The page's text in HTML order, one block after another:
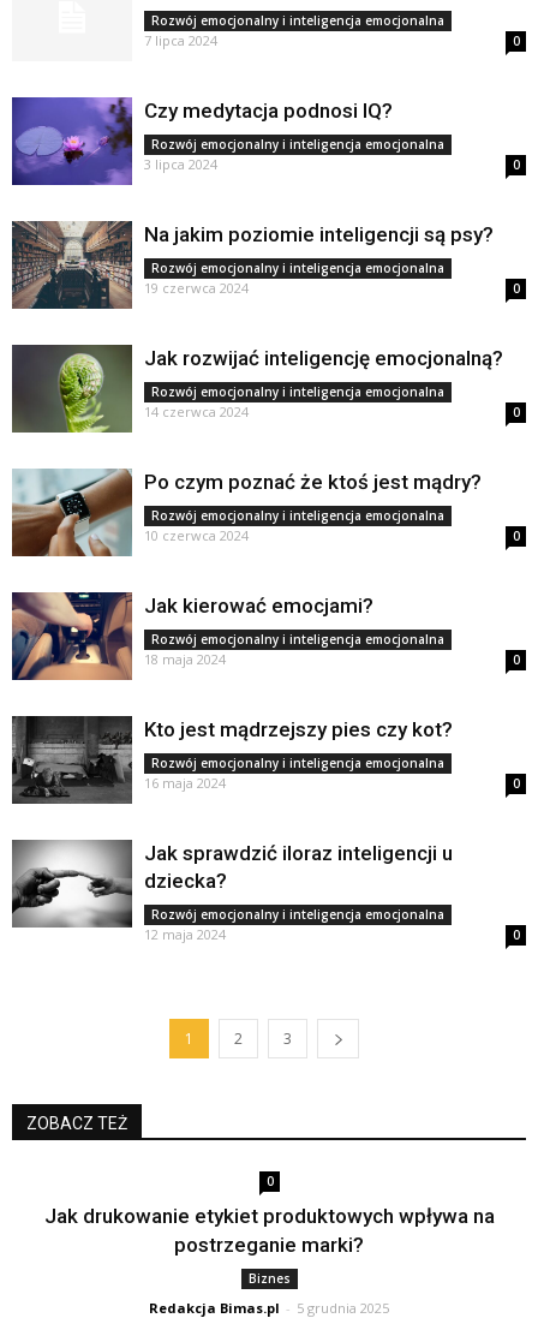
Rozwój emocjonalny i inteligencja emocjonalna
7 lipca 2024 0
Czy medytacja podnosi IQ?
Rozwój emocjonalny i inteligencja emocjonalna
3 lipca 2024 0
Na jakim poziomie inteligencji są psy?
Rozwój emocjonalny i inteligencja emocjonalna
19 czerwca 2024 0
Jak rozwijać inteligencję emocjonalną?
Rozwój emocjonalny i inteligencja emocjonalna
14 czerwca 2024 0
Po czym poznać że ktoś jest mądry?
Rozwój emocjonalny i inteligencja emocjonalna
10 czerwca 2024 0
Jak kierować emocjami?
Rozwój emocjonalny i inteligencja emocjonalna
18 maja 2024 0
Kto jest mądrzejszy pies czy kot?
Rozwój emocjonalny i inteligencja emocjonalna
16 maja 2024 0
Jak sprawdzić iloraz inteligencji u
dziecka?
Rozwój emocjonalny i inteligencja emocjonalna
12 maja 2024 0
1 2 3
ZOBACZ TEŻ
0
Jak drukowanie etykiet produktowych wpływa na
postrzeganie marki?
Biznes
Redakcja Bimas.pl - 5 grudnia 2025